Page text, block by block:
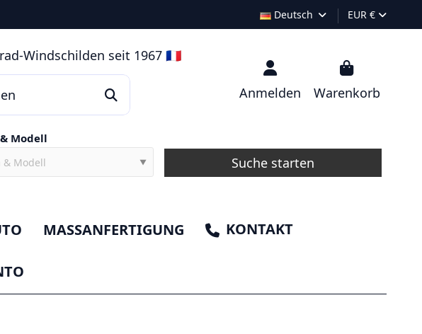
Deutsch EUR €
Windschilden seit 1967 🇫🇷
Anmelden Warenkorb
Modell
▼ Suche starten
MASSANFERTIGUNG KONTAKT